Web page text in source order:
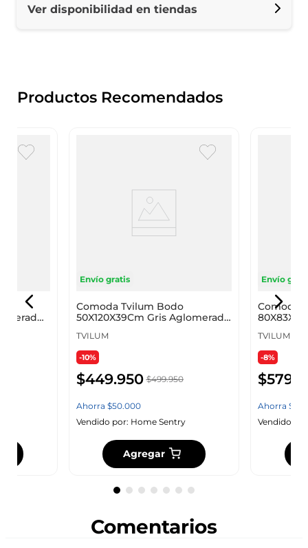
Ver disponibilidad en tiendas
Productos Recomendados
Envío gratis
Comoda Tvilum Bodo
50X120X39Cm Gris Aglomerado
TVILUM
-10%
$449.950 $499.950
Ahorra $50.000
Vendido por: Home Sentry
Agregar
Envío
Comoda
TVILUM
-8%
$579
Ahorra$
Vendido
Comentarios